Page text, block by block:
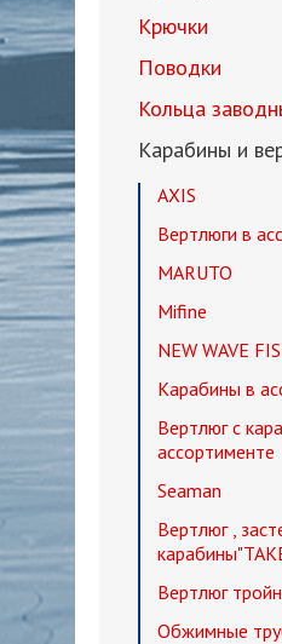
Крючки
Поводки
Кольца
Карабины и
AXIS
Вертлюги в
MARUTO
Mifine
NEW WAVE
Карабины в
Вертлюг с
ассортименте
Seaman
Вертлюг ,
Вертлюг
Обжимные